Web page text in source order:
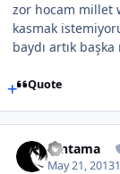
zor hocam millet
kasmak
baydı artık
Quote
Gintama
May 21, 2013